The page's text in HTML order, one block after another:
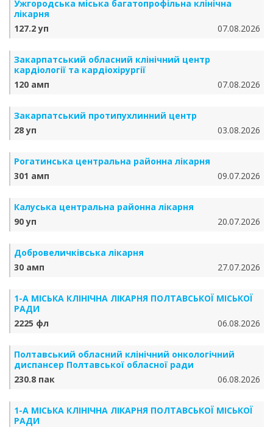
Ужгородська міська багатопрофільна клінічна
лікарня
127.2 уп
07.08.2026
Закарпатський обласний клінічний центр
кардіології та кардіохірургії
120 амп
07.08.2026
Закарпатський протипухлинний центр
28 уп
03.08.2026
Рогатинська центральна районна лікарня
301 амп
09.07.2026
Калуська центральна районна лікарня
90 уп
20.07.2026
Добровеличківська лікарня
30 амп
27.07.2026
1-А МІСЬКА КЛІНІЧНА ЛІКАРНЯ ПОЛТАВСЬКОЇ МІСЬКОЇ
РАДИ
2225 фл
06.08.2026
Полтавський обласний клінічний онкологічний
диспансер Полтавської обласної ради
230.8 пак
06.08.2026
1-А МІСЬКА КЛІНІЧНА ЛІКАРНЯ ПОЛТАВСЬКОЇ МІСЬКОЇ
РАДИ